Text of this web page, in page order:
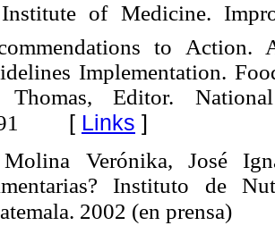
of Medicine.
to
Implementation.
Editor.
[ Links ]
Verónika, José
Instituto de
2002 (en prensa)